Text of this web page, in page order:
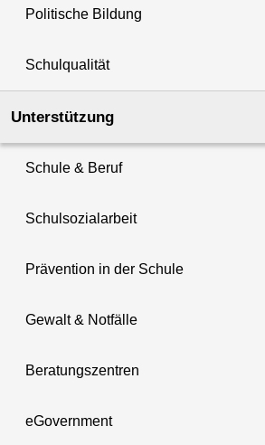
Politische Bildung
Schulqualität
Unterstützung
Schule & Beruf
Schulsozialarbeit
Prävention in der Schule
Gewalt & Notfälle
Beratungszentren
eGovernment